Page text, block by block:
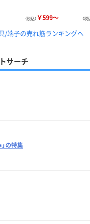
（税込） ￥599～ （税
/端子の売れ筋ランキングへ
サーチ
の特集